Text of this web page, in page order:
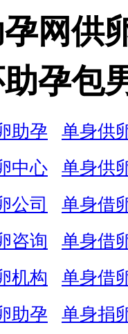
网供
孕包
助孕
单身供
中心
单身供
公司
单身借
咨询
单身借
机构
单身借
助孕
单身捐